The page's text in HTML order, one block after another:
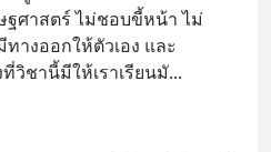
ฐศาสตร์ ไม่ชอบขี้หน้า ไม่
ทางออกให้ตัวเอง และ
วิชานี้มีให้เราเรียนมั...